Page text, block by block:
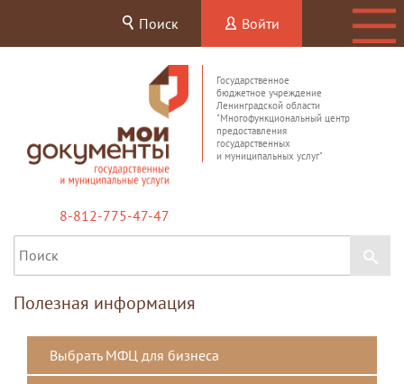
Поиск Войти
Государственное
бюджетное учреждение
Ленинградской области
"Многофункциональный центр
предоставления
государственных
и муниципальных услуг"
8-812-775-47-47
Полезная информация
Выбрать МФЦ для бизнеса